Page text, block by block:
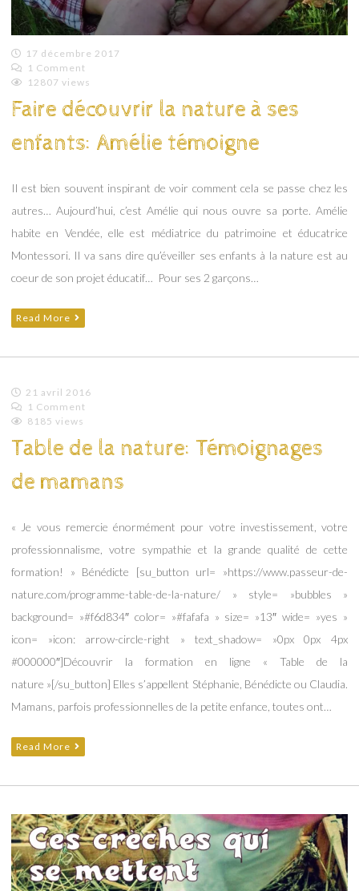
17 décembre 2017
Emilie
1 Comment
12807 views
Faire découvrir la nature à ses
enfants: Amélie témoigne
Il est bien souvent inspirant de voir comment cela se passe chez les
autres… Aujourd’hui, c’est Amélie qui nous ouvre sa porte. Amélie
habite en Vendée, elle est médiatrice du patrimoine et éducatrice
Montessori. Il va sans dire qu’éveiller ses enfants à la nature est au
coeur de son projet éducatif… Pour ses 2 garçons…
Read More
21 avril 2016
Emilie
Lagoeyte
1 Comment
8185 views
Table de la nature: Témoignages
de mamans
« Je vous remercie énormément pour votre investissement, votre
professionnalisme, votre sympathie et la grande qualité de cette
formation! » Bénédicte [su_button url= »https://www.passeur-de-
nature.com/programme-table-de-la-nature/ » style= »bubbles »
background= »#f6d834″ color= »#fafafa » size= »13″ wide= »yes »
icon= »icon: arrow-circle-right » text_shadow= »0px 0px 4px
#000000″]Découvrir la formation en ligne « Table de la
nature »[/su_button] Elles s’appellent Stéphanie, Bénédicte ou Claudia.
Mamans, parfois professionnelles de la petite enfance, toutes ont…
Read More